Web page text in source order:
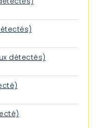
détectés)